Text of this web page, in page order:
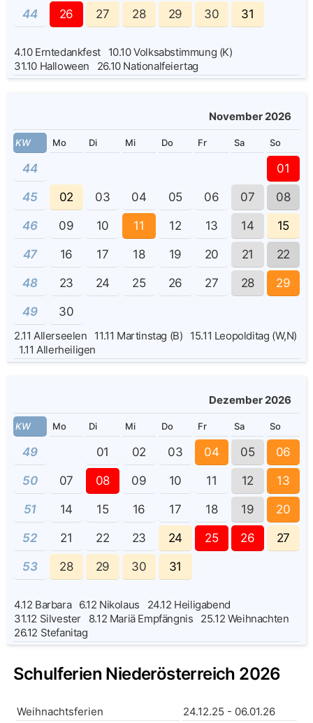
44 26 27 28 29 30 31
4.10Erntedankfest 10.10Volksabstimmung (K)
31.10 Halloween 26.10Nationalfeiertag
November 2026
KW Mo Di Mi Do Fr Sa So
44 01
45 02 03 04 05 06 07 08
46 09 10 11 12 13 14 15
47 16 17 18 19 20 21 22
48 23 24 25 26 27 28 29
49 30
2.11 Allerseelen 11.11 Martinstag (B) 15.11 Leopolditag (W,N)
1.11 Allerheiligen
Dezember 2026
KW Mo Di Mi Do Fr Sa So
49 01 02 03 04 05 06
50 07 08 09 10 11 12 13
51 14 15 16 17 18 19 20
52 21 22 23 24 25 26 27
53 28 29 30 31
4.12 Barbara 6.12 Nikolaus 24.12 Heiligabend
31.12 Silvester 8.12 Mariä Empfängnis 25.12 Weihnachten
26.12 Stefanitag
Schulferien Niederösterreich 2026
Weihnachtsferien
24.12.25 - 06.01.26